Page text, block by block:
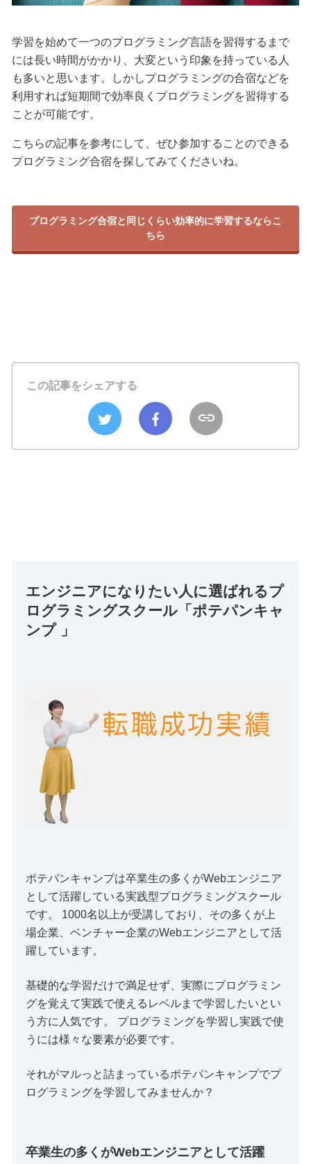
学習を始めて一つのプログラミング言語を習得するまで
には長い時間がかかり、大変という印象を持っている人
も多いと思います。しかしプログラミングの合宿などを
利用すれば短期間で効率良くプログラミングを習得する
ことが可能です。
こちらの記事を参考にして、ぜひ参加することのできる
プログラミング合宿を探してみてくださいね。
プログラミング合宿と同じくらい効率的に学習するならこ
ちら
この記事をシェアする
エンジニアになりたい人に選ばれるプ
ログラミングスクール「ポテパンキャ
ンプ 」
ポテパンキャンプは卒業生の多くがWebエンジニア
として活躍している実践型プログラミングスクール
です。 1000名以上が受講しており、その多くが上
場企業、ベンチャー企業のWebエンジニアとして活
躍しています。
基礎的な学習だけで満足せず、実際にプログラミン
グを覚えて実践で使えるレベルまで学習したいとい
う方に人気です。 プログラミングを学習し実践で使
うには様々な要素が必要です。
それがマルっと詰まっているポテパンキャンプでプ
ログラミングを学習してみませんか？
卒業生の多くがWebエンジニアとして活躍